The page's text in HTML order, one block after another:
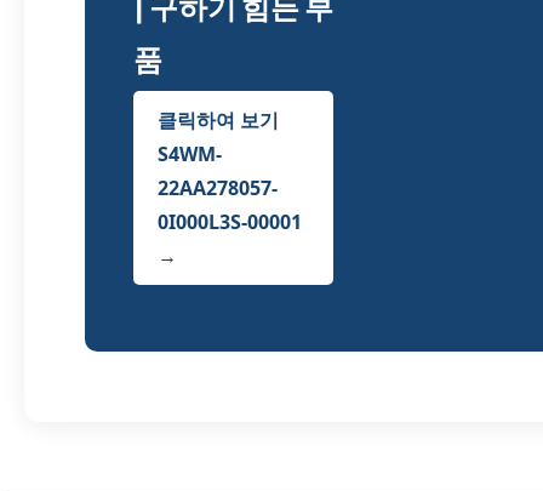
품
클릭하여 보기
S4WM-
22AA278057-
0I000L3S-00001
→